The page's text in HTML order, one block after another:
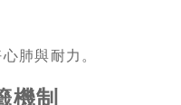
肺與耐力。
機制